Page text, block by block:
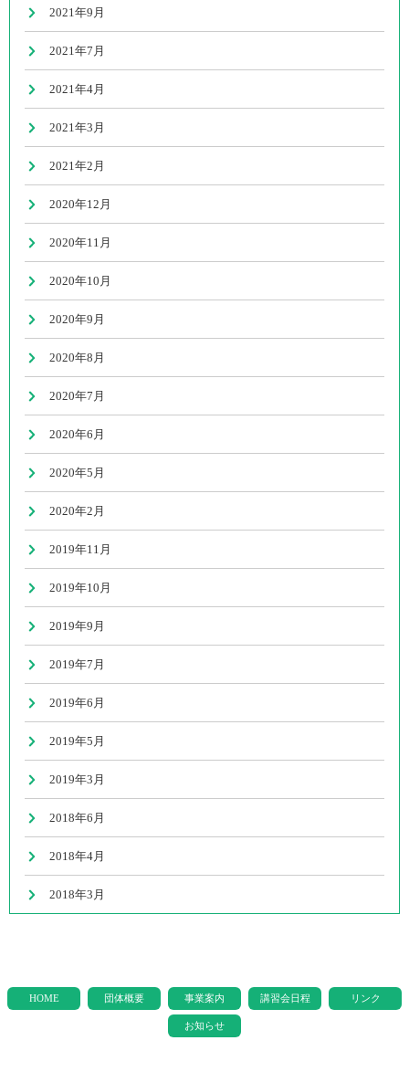
2021年9月
2021年7月
2021年4月
2021年3月
2021年2月
2020年12月
2020年11月
2020年10月
2020年9月
2020年8月
2020年7月
2020年6月
2020年5月
2020年2月
2019年11月
2019年10月
2019年9月
2019年7月
2019年6月
2019年5月
2019年3月
2018年6月
2018年4月
2018年3月
HOME 団体概要 事業案内 講習会日程 リンク
お知らせ